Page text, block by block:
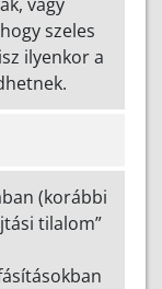
szeles
ilyenkor a
(korábbi
tilalom”